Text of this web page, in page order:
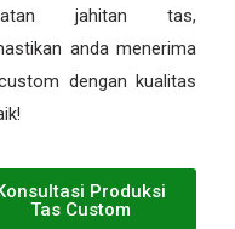
jahitan tas,
anda menerima
dengan kualitas
Produksi
Tas Custom